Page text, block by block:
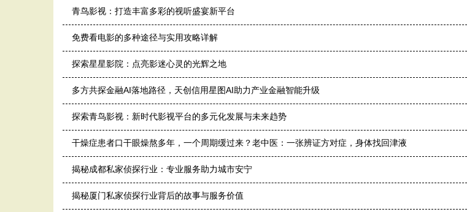
青鸟影视：打造丰富多彩的视听盛宴新平台
免费看电影的多种途径与实用攻略详解
探索星星影院：点亮影迷心灵的光辉之地
多方共探金融AI落地路径，天创信用星图AI助力产业金融智能升级
探索青鸟影视：新时代影视平台的多元化发展与未来趋势
干燥症患者口干眼燥熬多年，一个周期缓过来？老中医：一张辨证方对症，身体找回津液
揭秘成都私家侦探行业：专业服务助力城市安宁
揭秘厦门私家侦探行业背后的故事与服务价值